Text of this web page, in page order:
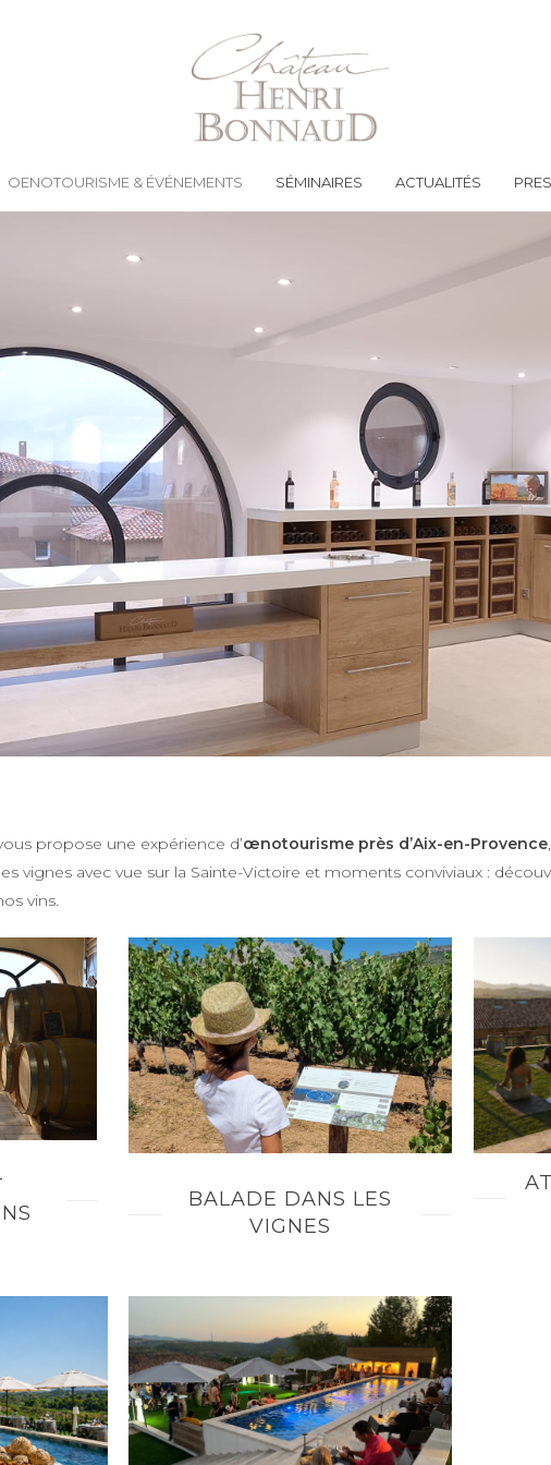
OENOTOURISME & ÉVÉNEMENTS SÉMINAIRES ACTUALITÉS
propose une expérience d’œnotourisme près d’Aix-en-Provence
vignes avec vue sur la Sainte-Victoire et moments conviviaux :
vins.
BALADE DANS LES
VIGNES